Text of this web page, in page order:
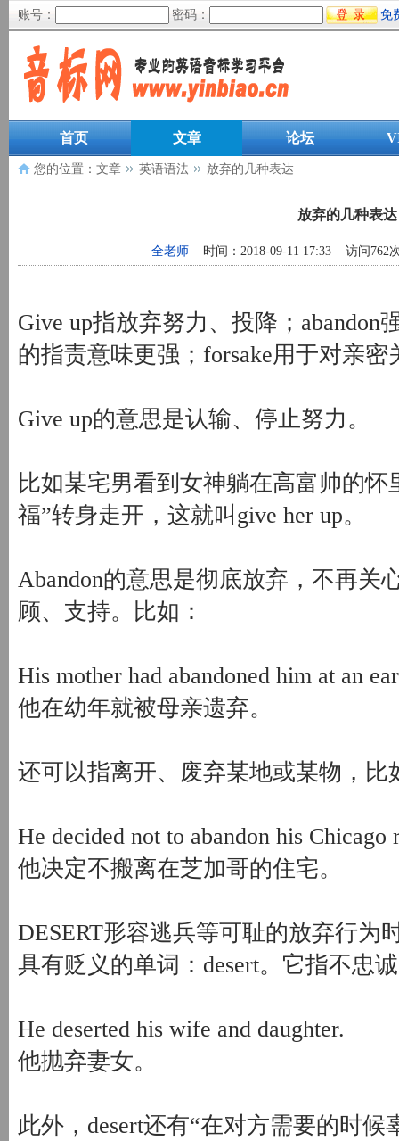
账号： 密码： 免
首页 文章 论坛
您的位置： 文章 英语语法 放弃的几种表达
放弃的几种表达
全老师 时间：2018-09-11 17:33 访问762
Give up指放弃努力、投降；abandon
的指责意味更强；forsake用于对亲密
Give up的意思是认输、停止努力。
比如某宅男看到女神躺在高富帅的怀
福”转身走开，这就叫give her up。
Abandon的意思是彻底放弃，不再关
顾、支持。比如：
His mother had abandoned him at an
他在幼年就被母亲遗弃。
还可以指离开、废弃某地或某物，比
He decided not to abandon his Chicago
他决定不搬离在芝加哥的住宅。
DESERT形容逃兵等可耻的放弃行为
具有贬义的单词：desert。它指不忠
He deserted his wife and daughter.
他抛弃妻女。
此外，desert还有“在对方需要的时